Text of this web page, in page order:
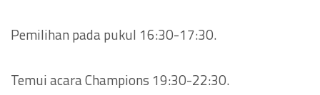
Pemilihan pada pukul 16:30-17:30.
Temui acara Champions 19:30-22:30.